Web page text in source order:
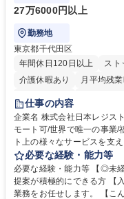
27万6000円以上
勤務地
東京都千代田区
年間休日120日以上
スト
介護休暇あり
月平均残
住宅手当あり
完全週休2日制
交通費支
仕事の内容
企業名 株式会社日本レジストリサービス 求人名 【
モート可/世界で唯一の事業/福利厚生◎/再
ト上の様々なサービスを支
討、イベント運営などの幅
や成長に貢献している部署です。 会社の全メンバーが安心し
発揮できる環境を整えるた
新たな施策検討を積極的に
必要な経験・能力等
必要な経験・能力等 【◎未
提案が積極的にできる方 【
業務をお任せします。 【こんな方が活躍できる職種です】 ・仕組化が好